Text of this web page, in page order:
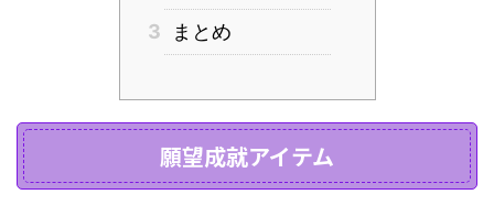
3
まとめ
願望成就アイテム